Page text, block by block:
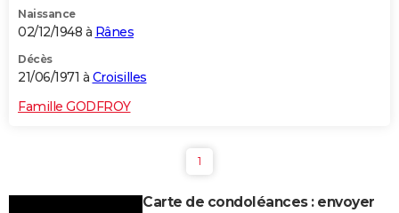
Naissance
02/12/1948 à Rânes
Décès
21/06/1971 à Croisilles
Famille GODFROY
1
Carte de condoléances : envoyer